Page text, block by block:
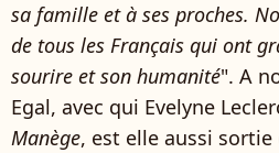
sa famille et à ses proches.
de tous les Français qui ont
sourire et son humanité". A
Egal, avec qui Evelyne
Manège, est elle aussi